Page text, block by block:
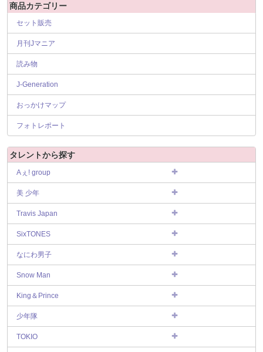
商品カテゴリー
セット販売
月刊Jマニア
読み物
J-Generation
おっかけマップ
フォトレポート
タレントから探す
Aぇ! group
美 少年
Travis Japan
SixTONES
なにわ男子
Snow Man
King＆Prince
少年隊
TOKIO